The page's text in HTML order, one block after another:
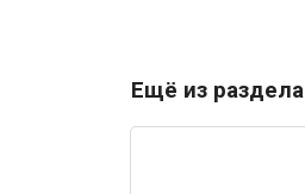
Ещё из раздела